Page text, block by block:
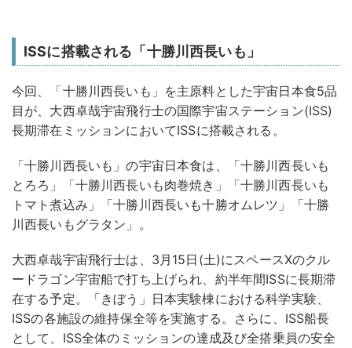
ISSに搭載される「十勝川西長いも」
今回、「十勝川西長いも」を主原料とした宇宙日本食5品
目が、大西卓哉宇宙飛行士の国際宇宙ステーション(ISS)
長期滞在ミッションにおいてISSに搭載される。
「十勝川西長いも」の宇宙日本食は、「十勝川西長いも
とろろ」「十勝川西長いも肉巻焼き」「十勝川西長いも
トマト煮込み」「十勝川西長いも十勝オムレツ」「十勝
川西長いもグラタン」。
大西卓哉宇宙飛行士は、3月15日(土)にスペースXのクル
ードラゴン宇宙船で打ち上げられ、約半年間ISSに長期滞
在する予定。「きぼう」日本実験棟における科学実験、
ISSの各施設の維持保全等を実施する。さらに、ISS船長
として、ISS全体のミッションの達成及び全搭乗員の安全